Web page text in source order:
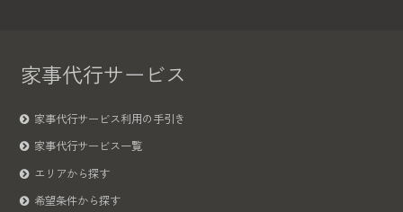
家事代行サービス
家事代行サービス利用の手引き
家事代行サービス一覧
エリアから探す
希望条件から探す